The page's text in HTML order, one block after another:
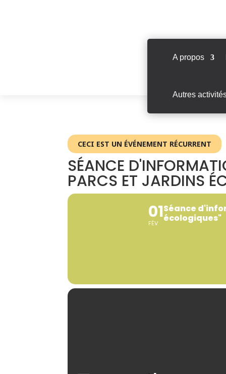
A propos
Autres
CECI EST UN ÉVÉNEMENT RÉCURRENT
SÉANCE
PARCS ET JARDINS
01
FÉV
Séance
écologiques"